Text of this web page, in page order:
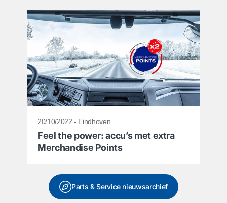
20/10/2022 - Eindhoven
Feel the power: accu’s met extra
Merchandise Points
Parts & Service nieuwsarchief